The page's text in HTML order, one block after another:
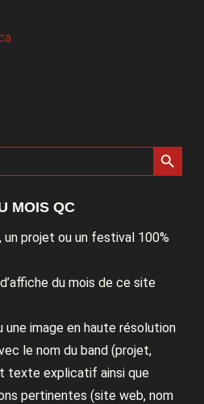
Search Button
MOIS QC
un projet ou un festival 100%
du mois de ce site
une image en haute résolution
le nom du band (projet,
texte explicatif ainsi que
pertinentes (site web, nom